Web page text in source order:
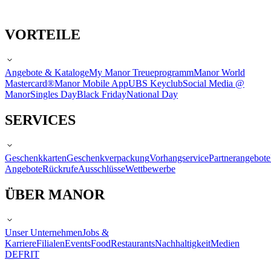
VORTEILE
Angebote & KatalogeMy Manor TreueprogrammManor World
Mastercard®Manor Mobile AppUBS KeyclubSocial Media @
ManorSingles DayBlack FridayNational Day
SERVICES
GeschenkkartenGeschenkverpackungVorhangservicePartnerangebote
AngeboteRückrufeAusschlüsseWettbewerbe
ÜBER MANOR
Unser UnternehmenJobs &
KarriereFilialenEventsFoodRestaurantsNachhaltigkeitMedien
DEFRIT